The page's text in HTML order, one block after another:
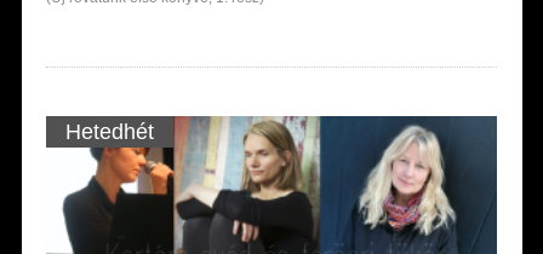
Hetedhét